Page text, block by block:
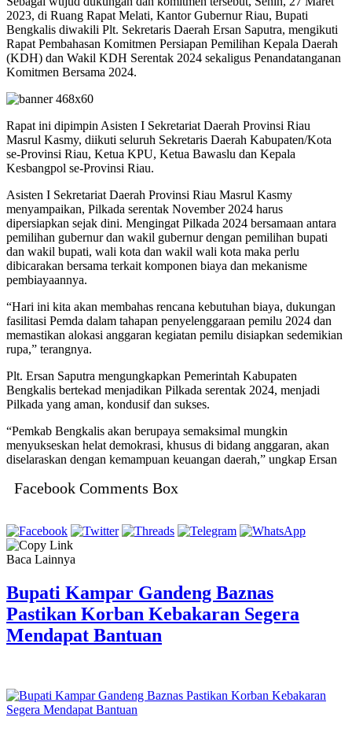
2023, di Ruang Rapat Melati, Kantor Gubernur Riau, Bupati
Bengkalis diwakili Plt. Sekretaris Daerah Ersan Saputra, mengikuti
Rapat Pembahasan Komitmen Persiapan Pemilihan Kepala Daerah
(KDH) dan Wakil KDH Serentak 2024 sekaligus Penandatanganan
Komitmen Bersama 2024.
Rapat ini dipimpin Asisten I Sekretariat Daerah Provinsi Riau
Masrul Kasmy, diikuti seluruh Sekretaris Daerah Kabupaten/Kota
se-Provinsi Riau, Ketua KPU, Ketua Bawaslu dan Kepala
Kesbangpol se-Provinsi Riau.
Asisten I Sekretariat Daerah Provinsi Riau Masrul Kasmy
menyampaikan, Pilkada serentak November 2024 harus
dipersiapkan sejak dini. Mengingat Pilkada 2024 bersamaan antara
pemilihan gubernur dan wakil gubernur dengan pemilihan bupati
dan wakil bupati, wali kota dan wakil wali kota maka perlu
dibicarakan bersama terkait komponen biaya dan mekanisme
pembiayaannya.
“Hari ini kita akan membahas rencana kebutuhan biaya, dukungan
fasilitasi Pemda dalam tahapan penyelenggaraan pemilu 2024 dan
memastikan alokasi anggaran kegiatan pemilu disiapkan sedemikian
rupa,” terangnya.
Plt. Ersan Saputra mengungkapkan Pemerintah Kabupaten
Bengkalis bertekad menjadikan Pilkada serentak 2024, menjadi
Pilkada yang aman, kondusif dan sukses.
“Pemkab Bengkalis akan berupaya semaksimal mungkin
menyukseskan helat demokrasi, khusus di bidang anggaran, akan
diselaraskan dengan kemampuan keuangan daerah,” ungkap Ersan
Facebook Comments Box
Baca Lainnya
Bupati Kampar Gandeng Baznas
Pastikan Korban Kebakaran Segera
Mendapat Bantuan